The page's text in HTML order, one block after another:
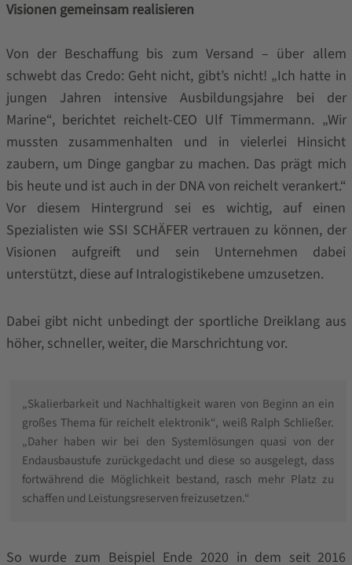
Visionen gemeinsam realisieren
Von der Beschaffung bis zum Versand – über allem
schwebt das Credo: Geht nicht, gibt’s nicht! „Ich hatte in
jungen Jahren intensive Ausbildungsjahre bei der
Marine“, berichtet reichelt-CEO Ulf Timmermann. „Wir
mussten zusammenhalten und in vielerlei Hinsicht
zaubern, um Dinge gangbar zu machen. Das prägt mich
bis heute und ist auch in der DNA von reichelt verankert.“
Vor diesem Hintergrund sei es wichtig, auf einen
Spezialisten wie SSI SCHÄFER vertrauen zu können, der
Visionen aufgreift und sein Unternehmen dabei
unterstützt, diese auf Intralogistikebene umzusetzen.
Dabei gibt nicht unbedingt der sportliche Dreiklang aus
höher, schneller, weiter, die Marschrichtung vor.
„Skalierbarkeit und Nachhaltigkeit waren von Beginn an ein
großes Thema für reichelt elektronik“, weiß Ralph Schließer.
„Daher haben wir bei den Systemlösungen quasi von der
Endausbaustufe zurückgedacht und diese so ausgelegt, dass
fortwährend die Möglichkeit bestand, rasch mehr Platz zu
schaffen und Leistungsreserven freizusetzen.“
So wurde zum Beispiel Ende 2020 in dem seit 2016